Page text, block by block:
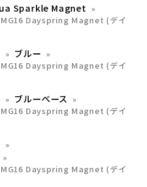
Sparkle Magnet
Dayspring Magnet (デイ
ブルー
Dayspring Magnet (デイ
ブルーベース
Dayspring Magnet (デイ
Dayspring Magnet (デイ